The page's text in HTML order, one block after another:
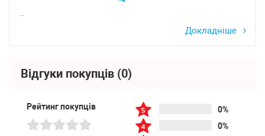
...
Докладніше
Відгуки покупців (0)
Рейтинг покупців
0%
0%